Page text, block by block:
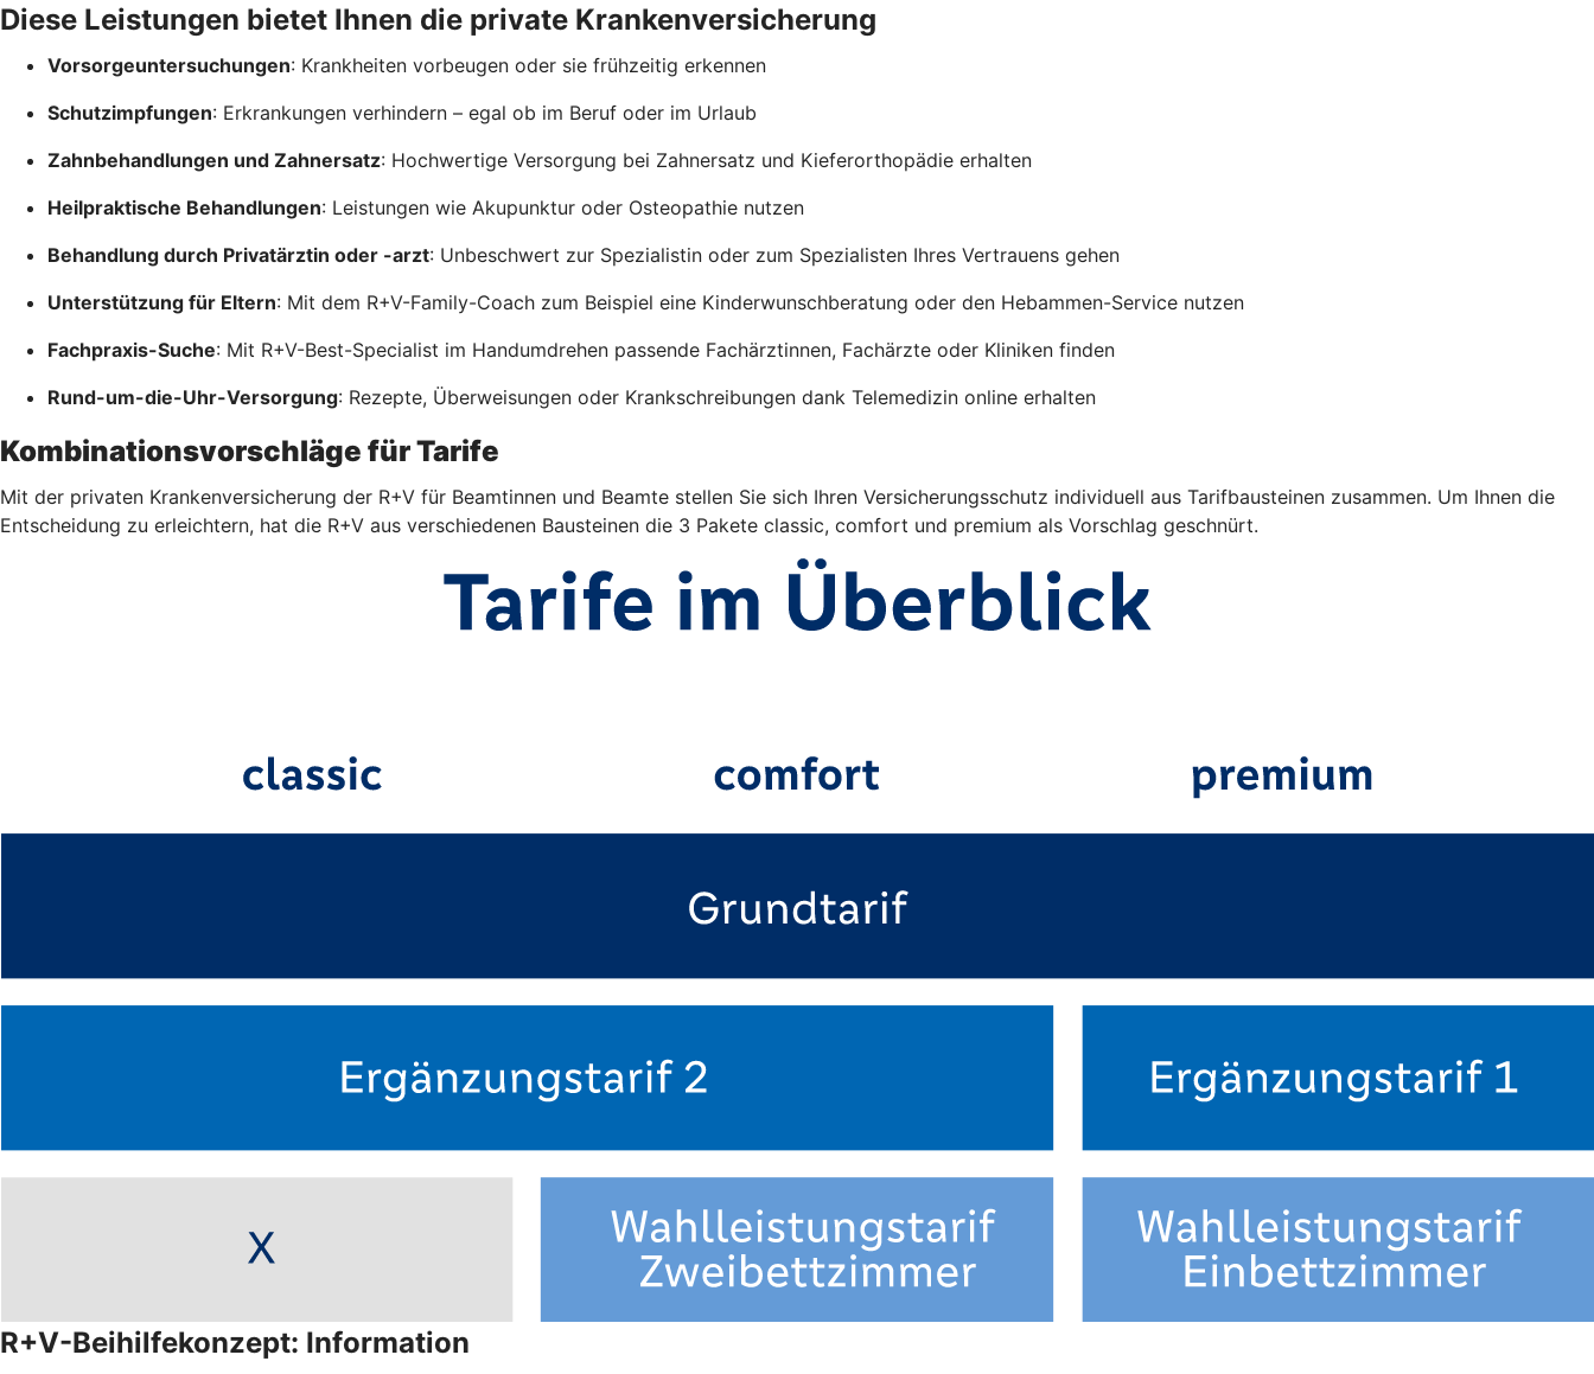
Diese Leistungen bietet Ihnen die private Krankenversicherung
Vorsorgeuntersuchungen: Krankheiten vorbeugen oder sie frühzeitig erkennen
Schutzimpfungen: Erkrankungen verhindern – egal ob im Beruf oder im Urlaub
Zahnbehandlungen und Zahnersatz: Hochwertige Versorgung bei Zahnersatz und Kieferorthopädie erhalten
Heilpraktische Behandlungen: Leistungen wie Akupunktur oder Osteopathie nutzen
Behandlung durch Privatärztin oder -arzt: Unbeschwert zur Spezialistin oder zum Spezialisten Ihres Vertrauens gehen
Unterstützung für Eltern: Mit dem R+V-Family-Coach zum Beispiel eine Kinderwunschberatung oder den Hebammen-Service nutzen
Fachpraxis-Suche: Mit R+V-Best-Specialist im Handumdrehen passende Fachärztinnen, Fachärzte oder Kliniken finden
Rund-um-die-Uhr-Versorgung: Rezepte, Überweisungen oder Krankschreibungen dank Telemedizin online erhalten
Kombinationsvorschläge für Tarife
Mit der privaten Krankenversicherung der R+V für Beamtinnen und Beamte stellen Sie sich Ihren Versicherungsschutz individuell aus Tarifbausteinen zusammen. Um Ihnen die
Entscheidung zu erleichtern, hat die R+V aus verschiedenen Bausteinen die 3 Pakete classic, comfort und premium als Vorschlag geschnürt.
R+V-Beihilfekonzept: Information